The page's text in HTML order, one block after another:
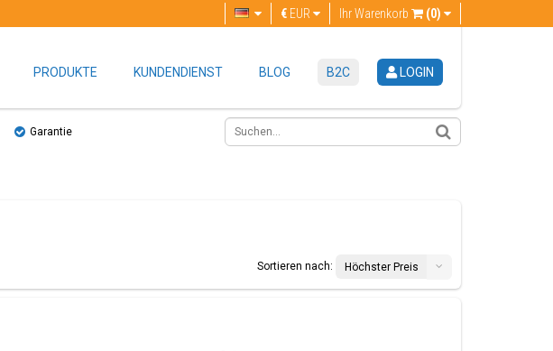
Ihr Warenkorb (0)
€ EUR
PRODUKTE KUNDENDIENST BLOG B2C LOGIN
Garantie
Sortieren nach:
Höchster Preis